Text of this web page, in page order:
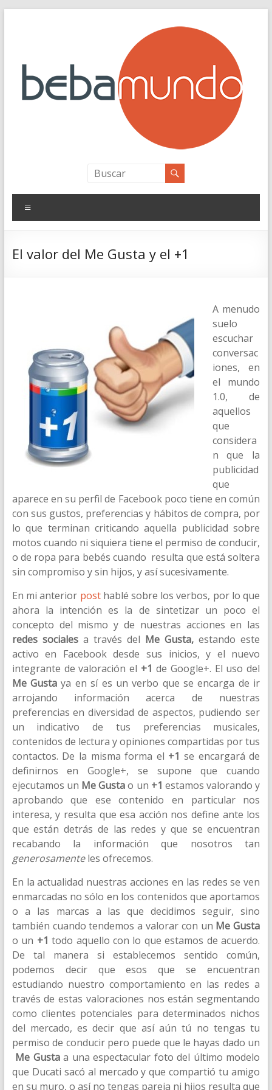
bebamundo
Personal Branding
El valor del Me Gusta y el +1
A menudo
suelo
escuchar
conversac
iones, en
el mundo
1.0, de
aquellos
que
considera
n que la
publicidad
que
aparece en su perfil de Facebook poco tiene en común
con sus gustos, preferencias y hábitos de compra, por
lo que terminan criticando aquella publicidad sobre
motos cuando ni siquiera tiene el permiso de conducir,
o de ropa para bebés cuando resulta que está soltera
sin compromiso y sin hijos, y así sucesivamente.
En mi anterior posthablé sobre los verbos, por lo que
ahora la intención es la de sintetizar un poco el
concepto del mismo y de nuestras acciones en las
redes socialesa través del Me Gusta, estando este
activo en Facebook desde sus inicios, y el nuevo
integrante de valoración el +1 de Google+. El uso del
Me Gusta ya en sí es un verbo que se encarga de ir
arrojando información acerca de nuestras
preferencias en diversidad de aspectos, pudiendo ser
un indicativo de tus preferencias musicales,
contenidos de lectura y opiniones compartidas por tus
contactos. De la misma forma el +1 se encargará de
definirnos en Google+, se supone que cuando
ejecutamos un Me Gustao un +1 estamos valorando y
aprobando que ese contenido en particular nos
interesa, y resulta que esa acción nos define ante los
que están detrás de las redes y que se encuentran
recabando la información que nosotros tan
generosamenteles ofrecemos.
En la actualidad nuestras acciones en las redes se ven
enmarcadas no sólo en los contenidos que aportamos
o a las marcas a las que decidimos seguir, sino
también cuando tendemos a valorar con un Me Gusta
o un +1 todo aquello con lo que estamos de acuerdo.
De tal manera si establecemos sentido común,
podemos decir que esos que se encuentran
estudiando nuestro comportamiento en las redes a
través de estas valoraciones nos están segmentando
como clientes potenciales para determinados nichos
del mercado, es decir que así aún tú no tengas tu
permiso de conducir pero puede que le hayas dado un
Me Gustaa una espectacular foto del último modelo
que Ducati sacó al mercado y que compartió tu amigo
en su muro, o así no tengas pareja ni hijos resulta que